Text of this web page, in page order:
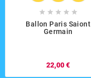
    
Ballon Paris Saiont
Germain
22,00 €